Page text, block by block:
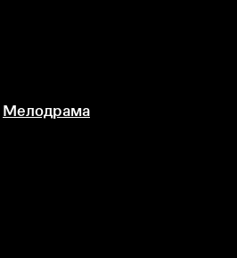
Мелодрама